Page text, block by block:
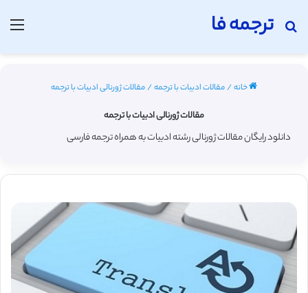
ترجمه فا
جستجو برای
خانه/مقالات ادبیات با ترجمه/مقالات ژورنالی ادبیات با ترجمه
مقالات ژورنالی ادبیات با ترجمه
دانلود رایگان مقالات ژورنالی رشته ادبیات به همراه ترجمه فارسی